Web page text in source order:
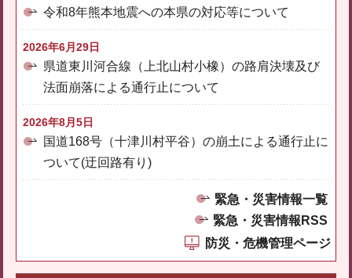
令和8年熊本地震への本県の対応等について
2026年6月29日
県道東川河合線（上北山村小橡）の路肩決壊及び
法面崩落による通行止について
2026年8月5日
国道168号（十津川村平谷）の崩土による通行止に
ついて(迂回路有り)
緊急・災害情報一覧
緊急・災害情報RSS
防災・危機管理ページ